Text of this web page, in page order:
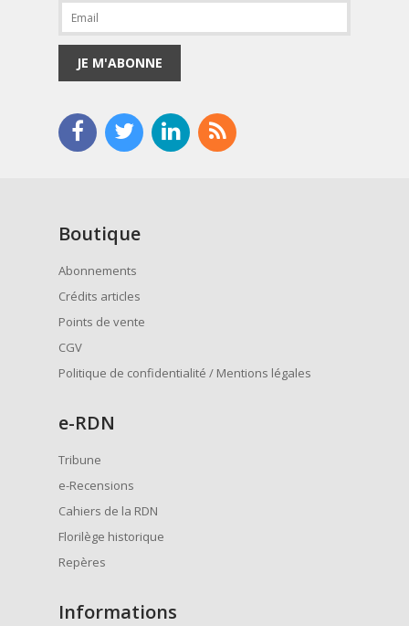
JE M'ABONNE
Boutique
Abonnements
Crédits articles
Points de vente
CGV
Politique de confidentialité / Mentions légales
e-RDN
Tribune
e-Recensions
Cahiers de la RDN
Florilège historique
Repères
Informations